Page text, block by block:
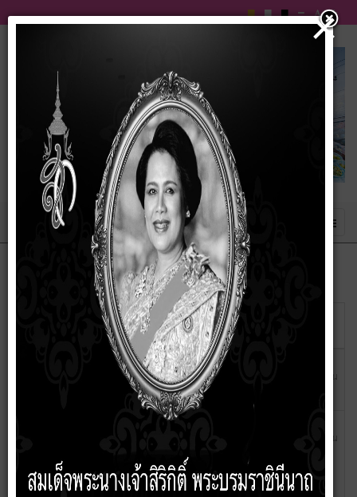
แบบสรุปราคากลางงานก่อสร้าง สะพาน และท่อเหลี่ยม
โครงการขยายผิวถนน คสล.เส้นหลังโรงเรียนบ้านโนนสังข์ หมู่
ที่ 10 ตำบลบัวเชด อำเภอบัวเชด จังหวัดสุรินทร์
พฤศจิกายน
แบบสรุปราคากลางงานก่อสร้างทาง สะพาน และท่อเหลี่ยม
คอนกรีตอเนกประสงค์บริเวณสถานที่ประกอบพิธีฌาปนกิจ
ศพ บ้านบัวเชด หมู่ที่ 1 ตำบลบัวเชด อำเภอบัวเชด จังหวัด
สุรินทร์
พฤศจิกายน
×